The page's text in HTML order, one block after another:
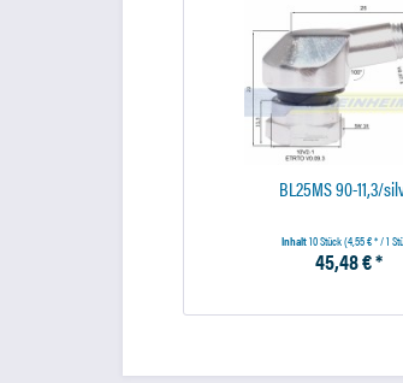
BL25MS 90-11,3/
Inhalt10 Stück(4,55 € * / 1
45,48 € *